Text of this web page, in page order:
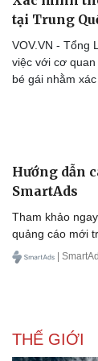
tại Trung
VOV.VN - Tổng
việc với cơ
bé gái nhằm
Hướng dẫn